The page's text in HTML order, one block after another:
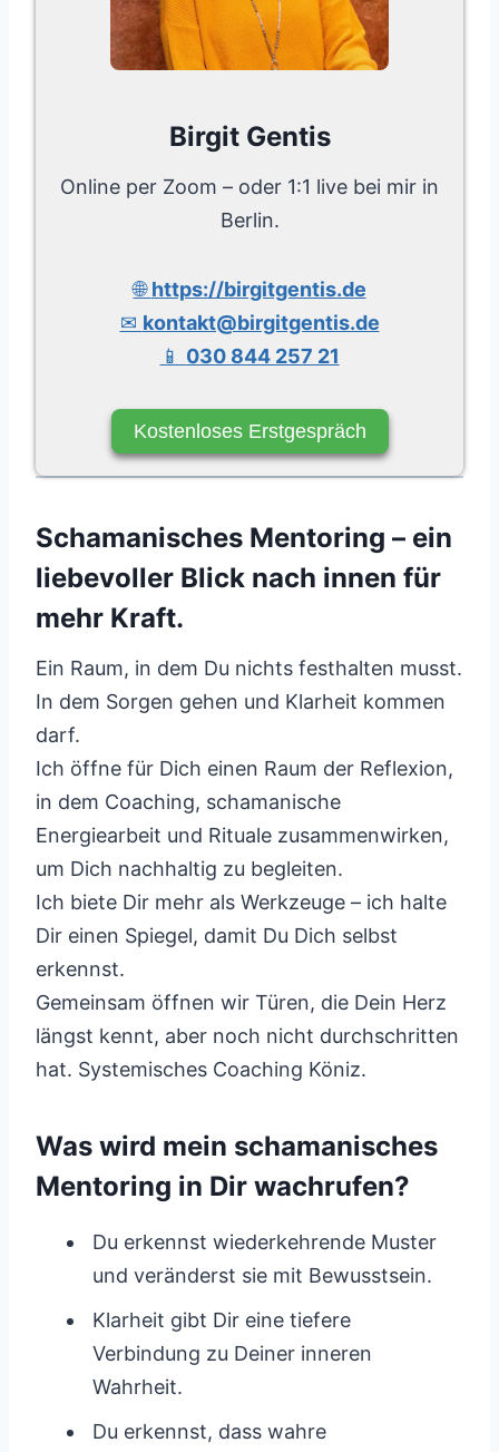
Birgit Gentis
Online per Zoom – oder 1:1 live bei mir in
Berlin.
🌐https://birgitgentis.de
✉ kontakt@birgitgentis.de
📱 030 844 257 21
Kostenloses Erstgespräch
Schamanisches Mentoring – ein
liebevoller Blick nach innen für
mehr Kraft.
Ein Raum, in dem Du nichts festhalten musst.
In dem Sorgen gehen und Klarheit kommen
darf.
Ich öffne für Dich einen Raum der Reflexion,
in dem Coaching, schamanische
Energiearbeit und Rituale zusammenwirken,
um Dich nachhaltig zu begleiten.
Ich biete Dir mehr als Werkzeuge – ich halte
Dir einen Spiegel, damit Du Dich selbst
erkennst.
Gemeinsam öffnen wir Türen, die Dein Herz
längst kennt, aber noch nicht durchschritten
hat. Systemisches Coaching Köniz.
Was wird mein schamanisches
Mentoring in Dir wachrufen?
Du erkennst wiederkehrende Muster
und veränderst sie mit Bewusstsein.
Klarheit gibt Dir eine tiefere
Verbindung zu Deiner inneren
Wahrheit.
Du erkennst, dass wahre